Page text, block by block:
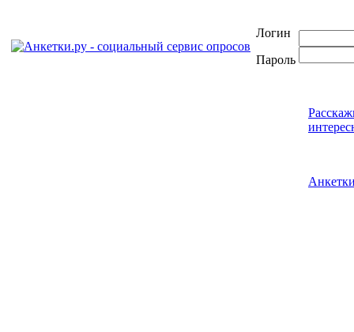
Логин
Пароль